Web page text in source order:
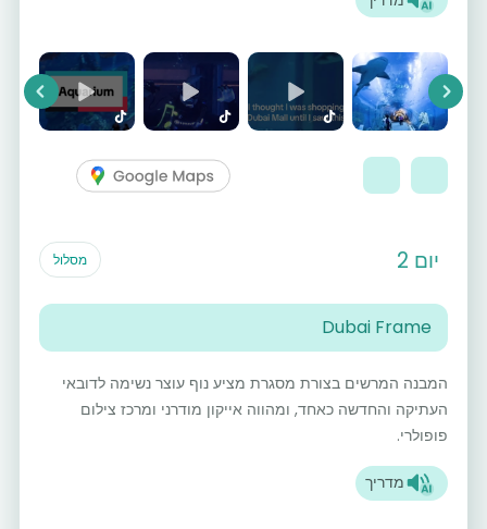
Next
יום 2 מסלול
Dubai Frame
המבנה המרשים בצורת מסגרת מציע נוף עוצר נשימה לדובאי
העתיקה והחדשה כאחד, ומהווה אייקון מודרני ומרכז צילום
פופולרי.
מדריך